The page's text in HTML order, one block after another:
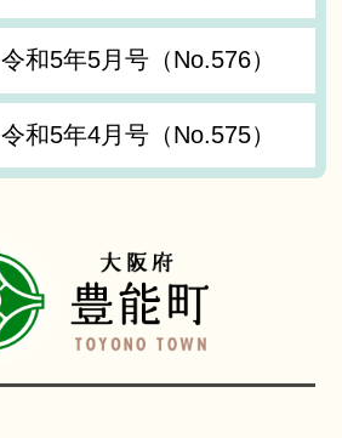
和5年5月号（No.576）
和5年4月号（No.575）